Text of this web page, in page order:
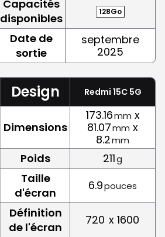
Capacités
disponibles
128Go
Date de
sortie
septembre
2025
Design Redmi 15C 5G
Dimensions
173.16mm x
81.07mm x
8.2mm
Poids 211g
Taille
d'écran
6.9pouces
Définition
de l'écran
720 x 1600